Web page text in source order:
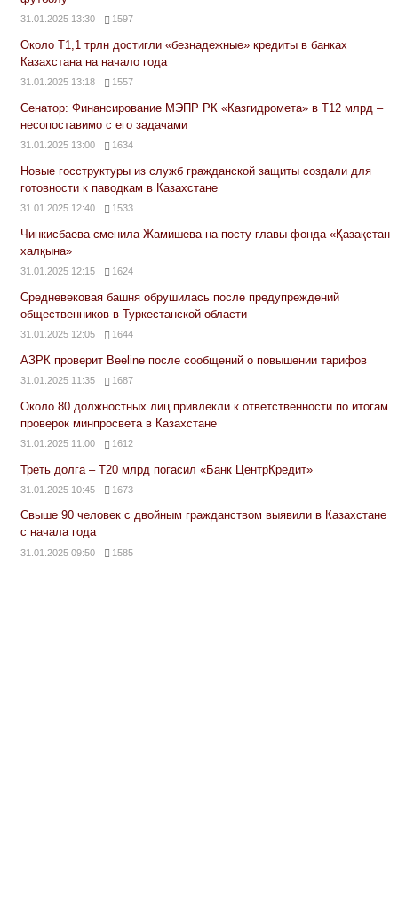
31.01.2025 13:30 1597
Около Т1,1 трлн достигли «безнадежные» кредиты в банках
Казахстана на начало года
31.01.2025 13:18 1557
Сенатор: Финансирование МЭПР РК «Казгидромета» в Т12 млрд –
несопоставимо с его задачами
31.01.2025 13:00 1634
Новые госструктуры из служб гражданской защиты создали для
готовности к паводкам в Казахстане
31.01.2025 12:40 1533
Чинкисбаева сменила Жамишева на посту главы фонда «Қазақстан
халқына»
31.01.2025 12:15 1624
Средневековая башня обрушилась после предупреждений
общественников в Туркестанской области
31.01.2025 12:05 1644
АЗРК проверит Beeline после сообщений о повышении тарифов
31.01.2025 11:35 1687
Около 80 должностных лиц привлекли к ответственности по итогам
проверок минпросвета в Казахстане
31.01.2025 11:00 1612
Треть долга – Т20 млрд погасил «Банк ЦентрКредит»
31.01.2025 10:45 1673
Свыше 90 человек с двойным гражданством выявили в Казахстане
с начала года
31.01.2025 09:50 1585